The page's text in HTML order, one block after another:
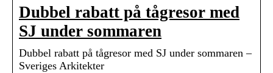
Dubbel rabatt på tågresor med
SJ under sommaren
Dubbel rabatt på tågresor med SJ under sommaren –
Sveriges Arkitekter